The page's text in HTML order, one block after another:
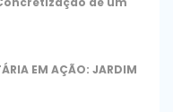
EM AÇÃO: JARDIM